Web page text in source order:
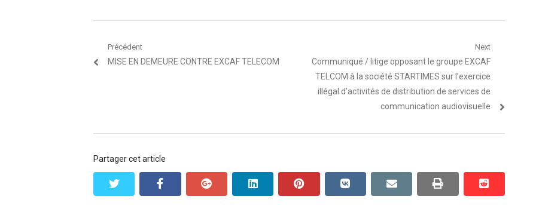
Navigation
Précédent
Article
MISE EN DEMEURE CONTRE EXCAF TELECOM
Next
Article
suivant
Communiqué / litige opposant le groupe EXCAF
TELCOM à la société STARTIMES sur l’exercice
illégal d’activités de distribution de services de
communication audiovisuelle
Partager cet article
facebook google+ linkedin pinterest vkontakte